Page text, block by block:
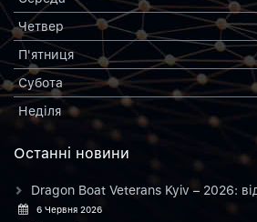
Четвер
П'ятниця
Субота
Неділя
Останнi новини
Dragon Boat Veterans Kyiv – 2026:
6 Червня 2026